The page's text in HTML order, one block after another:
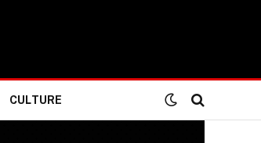
CULTURE